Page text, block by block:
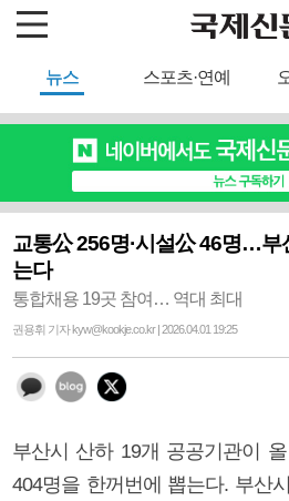
뉴스 스포츠·연예
교통公 256명·시설公 46명…부
는다
통합채용 19곳 참여… 역대 최대
권용휘 기자 kyw@kookje.co.kr | 2026.04.01 19:25
부산시 산하 19개 공공기관이
404명을 한꺼번에 뽑는다. 부산